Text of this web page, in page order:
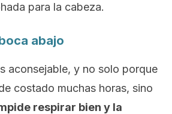
para la cabeza.
abajo
aconsejable, y no solo porque
costado muchas horas, sino
respirar bien y la